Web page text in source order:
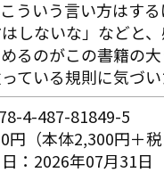
ういう言い方はす
しないな」などと
るのがこの書籍の
ている規則に気づ
4-487-81849-5
円（本体2,300円＋税
：2026年07月31日